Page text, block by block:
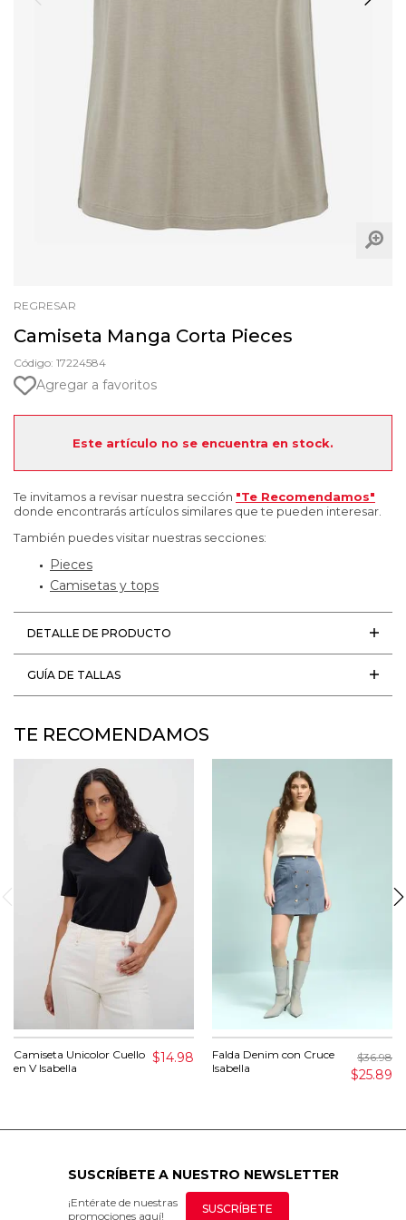
REGRESAR
Camiseta Manga Corta Pieces
Código: 17224584
Agregar a favoritos
Este artículo no se encuentra en stock.
Te invitamos a revisar nuestra sección "Te Recomendamos"
donde encontrarás artículos similares que te pueden interesar.
También puedes visitar nuestras secciones:
Pieces
Camisetas y tops
DETALLE DE PRODUCTO
GUÍA DE TALLAS
TE RECOMENDAMOS
Camiseta Unicolor Cuello
en V Isabella
$14.98
Falda Denim con Cruce
Isabella
$36.98
$25.89
SUSCRÍBETE A NUESTRO NEWSLETTER
¡Entérate de nuestras
promociones aquí!
SUSCRÍBETE